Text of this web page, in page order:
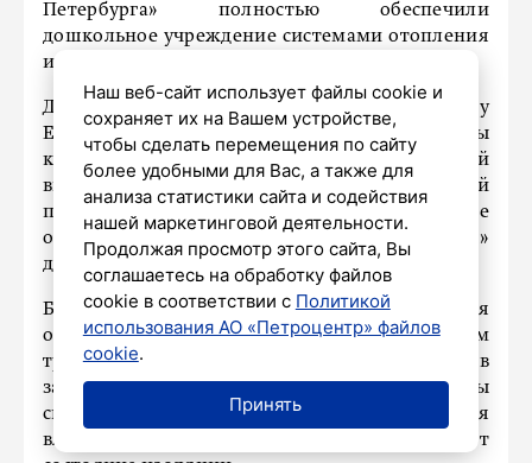
Петербурга» полностью обеспечили
дошкольное учреждение системами отопления
и горячего водоснабжения.
Для подключения детского сада по адресу
Европейский проспект, 6, были проведены
комплексные работы: создан новый тепловой
ввод и настроен индивидуальный тепловой
пункт. При проектировании учитывались все
особенности здания: от системы «теплый пол»
до вентиляции и горячего водоснабжения.
Безопасность и надежность теплоснабжения
обеспечивается современным участком
трубопровода длиной 31 метр. Трубы уложены в
защищенные бетонные каналы и оснащены
системой дистанционного контроля
влажности, которая постоянно отслеживает
Наш веб-сайт использует файлы cookie и
сохраняет их на Вашем устройстве,
чтобы сделать перемещения по сайту
более удобными для Вас, а также для
анализа статистики сайта и содействия
нашей маркетинговой деятельности.
Продолжая просмотр этого сайта, Вы
соглашаетесь на обработку файлов
cookie в соответствии с Политикой
использования АО «Петроцентр» файлов
cookie.
Принять